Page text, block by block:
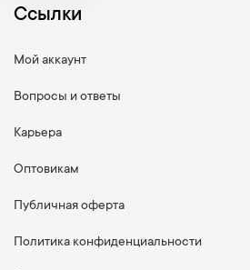
Ссылки
Мой аккаунт
Вопросы и ответы
Карьера
Оптовикам
Публичная оферта
Политика конфиденциальности